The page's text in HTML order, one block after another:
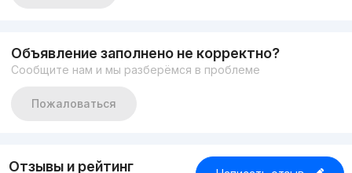
Объявление заполнено не корректно?
Сообщите нам и мы разберёмся в проблеме
Пожаловаться
Отзывы и рейтинг